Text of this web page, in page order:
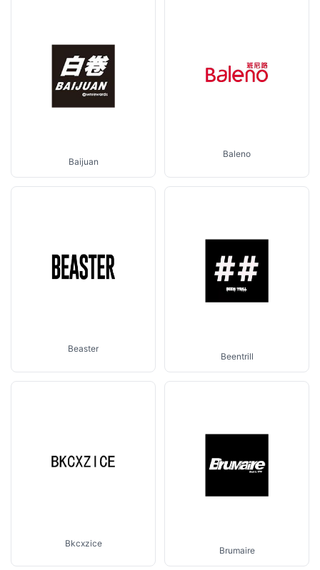
Baijuan
Baleno
Beaster
Beentrill
Bkcxzice
Brumaire